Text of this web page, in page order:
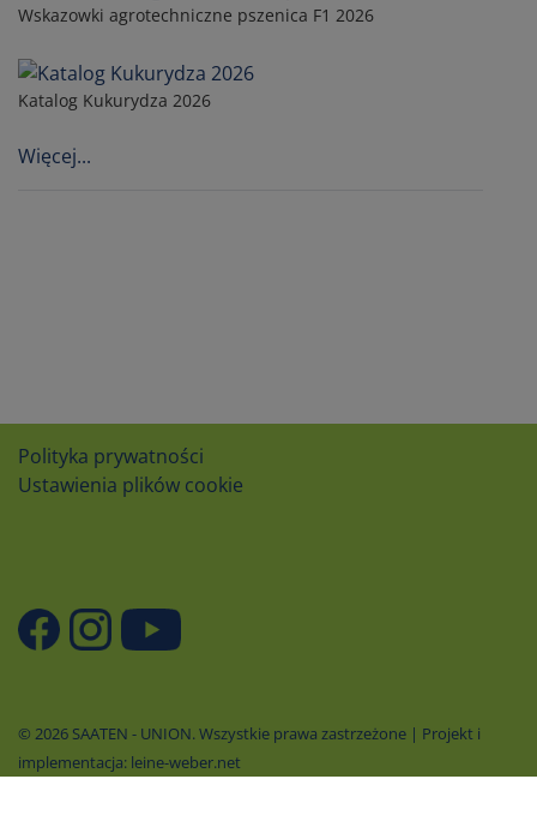
Wskazowki agrotechniczne pszenica F1 2026
Katalog Kukurydza 2026
Więcej...
Polityka prywatności
Ustawienia plików cookie
© 2026 SAATEN - UNION. Wszystkie prawa zastrzeżone | Projekt i
implementacja: leine-weber.net